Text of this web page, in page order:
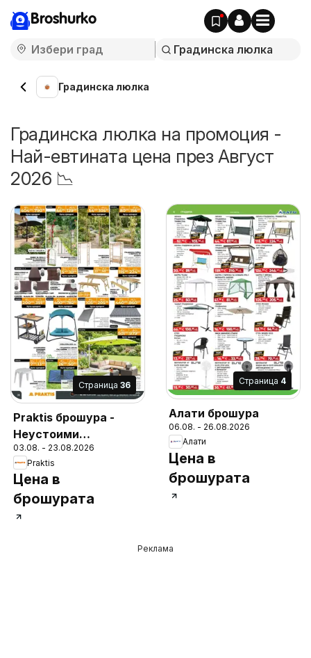
Broshurko
Градинска люлка
Градинска люлка на промоция -
Най-евтината цена през Август
2026 📉
Cтраница 36
Praktis брошура -
Неустоими
предложения
03.08. - 23.08.2026
Praktis
Цена в
брошурата
Cтраница 4
Алати брошура
06.08. - 26.08.2026
Алати
Цена в
брошурата
Реклама